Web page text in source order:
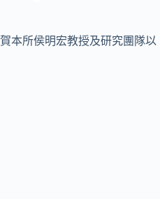
賀本所侯明宏教授及研究團隊